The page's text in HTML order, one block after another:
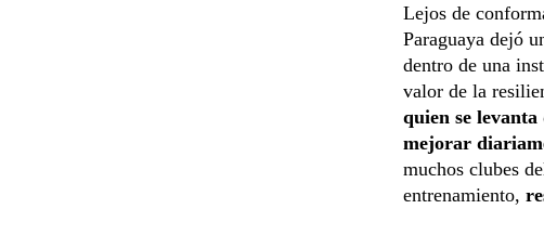
Lejos de
Paraguaya dejó
dentro de una
valor de la
quien se
mejorar
muchos clubes
entrenamiento,